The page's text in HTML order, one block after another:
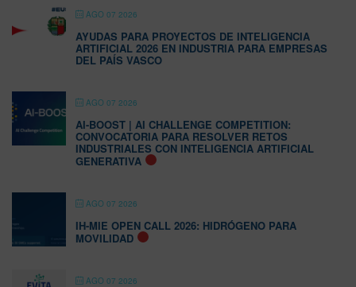
AGO 07 2026
AYUDAS PARA PROYECTOS DE INTELIGENCIA
ARTIFICIAL 2026 EN INDUSTRIA PARA EMPRESAS
DEL PAÍS VASCO
AGO 07 2026
AI-BOOST | AI CHALLENGE COMPETITION:
CONVOCATORIA PARA RESOLVER RETOS
INDUSTRIALES CON INTELIGENCIA ARTIFICIAL
GENERATIVA
AGO 07 2026
IH-MIE OPEN CALL 2026: HIDRÓGENO PARA
MOVILIDAD
AGO 07 2026